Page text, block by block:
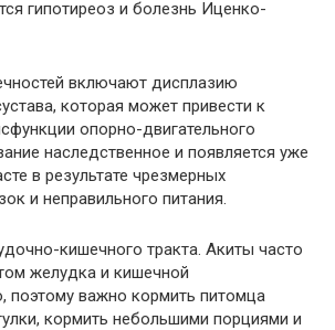
гипотиреоз и болезнь Иценко-
включают дисплазию
которая может привести к
опорно-двигательного
наследственное и появляется уже
в результате чрезмерных
и неправильного питания.
кишечного тракта. Акиты часто
желудка и кишечной
поэтому важно кормить питомца
кормить небольшими порциями и